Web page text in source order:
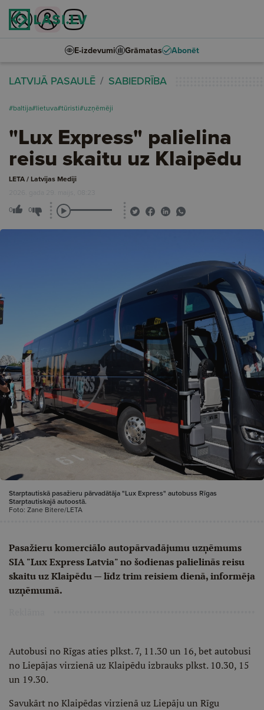
E-izdevumi Grāmatas Abonēt
LATVIJĀ PASAULĒ SABIEDRĪBA
#baltija#lietuva#tūristi#uzņēmēji
"Lux Express" palielina
reisu skaitu uz Klaipēdu
LETA / Latvijas Mediji
2026. gada 29. maijs, 08:23
0 0
Starptautiskā pasažieru pārvadātāja "Lux Express" autobuss Rīgas
Starptautiskajā autoostā.
Foto: Zane Bitere/LETA
Pasažieru komerciālo autopārvadājumu uzņēmums
SIA "Lux Express Latvia" no šodienas palielinās reisu
skaitu uz Klaipēdu — līdz trim reisiem dienā, informēja
uzņēmumā.
Autobusi no Rīgas aties plkst. 7, 11.30 un 16, bet autobusi
no Liepājas virzienā uz Klaipēdu izbrauks plkst. 10.30, 15
un 19.30.
Savukārt no Klaipēdas virzienā uz Liepāju un Rīgu